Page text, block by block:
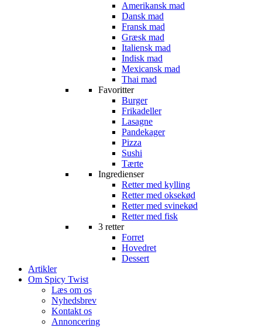
Amerikansk mad
Dansk mad
Fransk mad
Græsk mad
Italiensk mad
Indisk mad
Mexicansk mad
Thai mad
Favoritter
Burger
Frikadeller
Lasagne
Pandekager
Pizza
Sushi
Tærte
Ingredienser
Retter med kylling
Retter med oksekød
Retter med svinekød
Retter med fisk
3 retter
Forret
Hovedret
Dessert
Artikler
Om Spicy Twist
Læs om os
Nyhedsbrev
Kontakt os
Annoncering